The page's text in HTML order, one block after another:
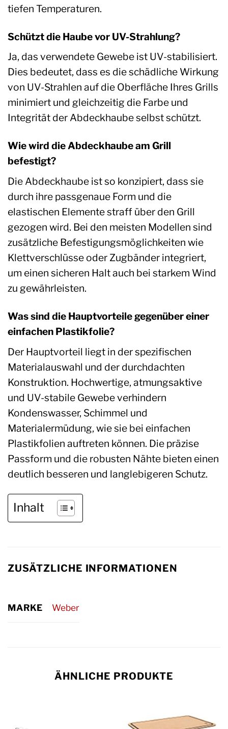
tiefen Temperaturen.
Schützt die Haube vor UV-Strahlung?
Ja, das verwendete Gewebe ist UV-stabilisiert.
Dies bedeutet, dass es die schädliche Wirkung
von UV-Strahlen auf die Oberfläche Ihres Grills
minimiert und gleichzeitig die Farbe und
Integrität der Abdeckhaube selbst schützt.
Wie wird die Abdeckhaube am Grill
befestigt?
Die Abdeckhaube ist so konzipiert, dass sie
durch ihre passgenaue Form und die
elastischen Elemente straff über den Grill
gezogen wird. Bei den meisten Modellen sind
zusätzliche Befestigungsmöglichkeiten wie
Klettverschlüsse oder Zugbänder integriert,
um einen sicheren Halt auch bei starkem Wind
zu gewährleisten.
Was sind die Hauptvorteile gegenüber einer
einfachen Plastikfolie?
Der Hauptvorteil liegt in der spezifischen
Materialauswahl und der durchdachten
Konstruktion. Hochwertige, atmungsaktive
und UV-stabile Gewebe verhindern
Kondenswasser, Schimmel und
Materialermüdung, wie sie bei einfachen
Plastikfolien auftreten können. Die präzise
Passform und die robusten Nähte bieten einen
deutlich besseren und langlebigeren Schutz.
Inhalt
ZUSÄTZLICHE INFORMATIONEN
MARKE Weber
ÄHNLICHE PRODUKTE